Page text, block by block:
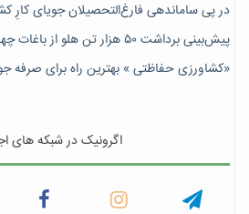
در پی ساماندهی فارغ‌التحصیلان جویای کارِ
پیش‎‌بینی برداشت ۵۰ هزار تن هلو از باغات چهارمحال و بختیاری
«کشاورزی حفاظتی » بهترین راه برای صرفه
اگرونیک در شبکه های